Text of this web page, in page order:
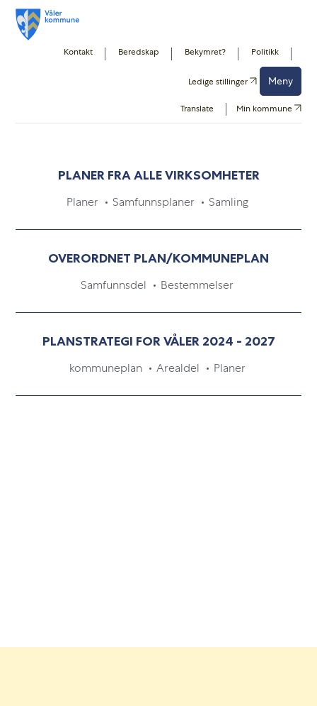
Kontakt Beredskap Bekymret? Politikk
Ledige stillinger Meny
Translate Min kommune
Planer
PLANER FRA ALLE VIRKSOMHETER
Planer Samfunnsplaner Samling
OVERORDNET PLAN/KOMMUNEPLAN
Samfunnsdel Bestemmelser
PLANSTRATEGI FOR VÅLER 2024 - 2027
kommuneplan Arealdel Planer